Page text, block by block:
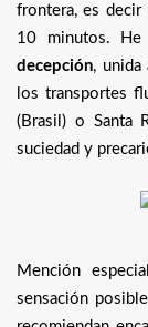
frontera, es decir
10 minutos.
decepción, unida
los transportes
(Brasil) o Santa
suciedad y
Mención
sensación